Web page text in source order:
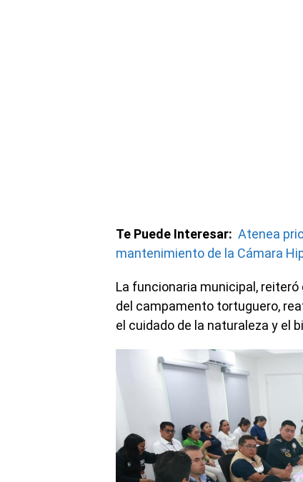
Te Puede Interesar: Atenea
mantenimiento de la Cámara
La funcionaria municipal,
del campamento tortuguero,
el cuidado de la naturaleza y el